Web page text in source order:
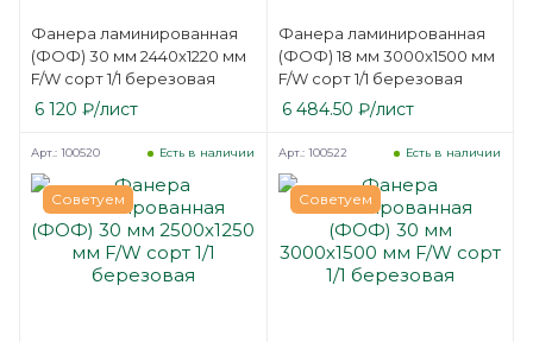
Фанера ламинированная
(ФОФ) 30 мм 2440х1220 мм
F/W сорт 1/1 березовая
6 120 ₽/лист
Фанера ламинированная
(ФОФ) 18 мм 3000х1500 мм
F/W сорт 1/1 березовая
6 484.50 ₽/лист
Советуем
Есть в наличии
Арт.: 100520
Советуем
Есть в наличии
Арт.: 100522